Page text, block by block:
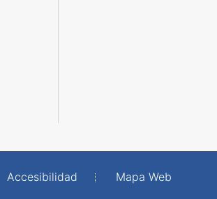
Accesibilidad
Mapa Web